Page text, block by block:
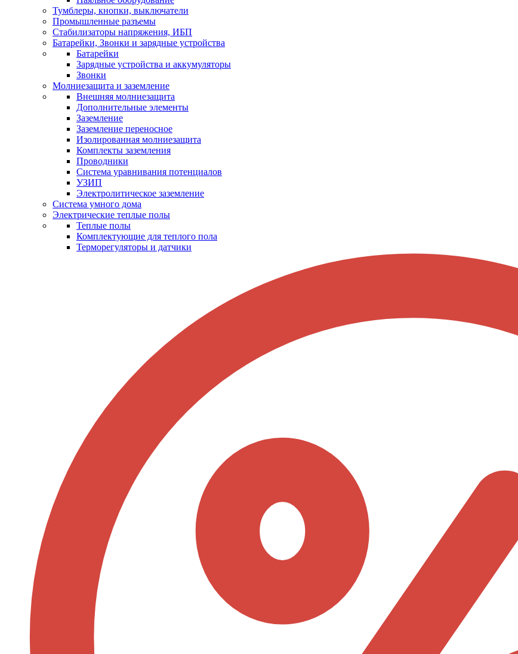
Тумблеры, кнопки, выключатели
Промышленные разъемы
Стабилизаторы напряжения, ИБП
Батарейки, Звонки и зарядные устройства
Батарейки
Зарядные устройства и аккумуляторы
Звонки
Молниезащита и заземление
Внешняя молниезащита
Дополнительные элементы
Заземление
Заземление переносное
Изолированная молниезащита
Комплекты заземления
Проводники
Система уравнивания потенциалов
УЗИП
Электролитическое заземление
Система умного дома
Электрические теплые полы
Теплые полы
Комплектующие для теплого пола
Терморегуляторы и датчики